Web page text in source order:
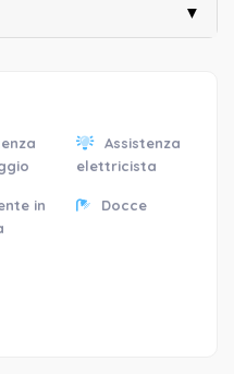
▼
Assistenza
elettricista
in
Docce